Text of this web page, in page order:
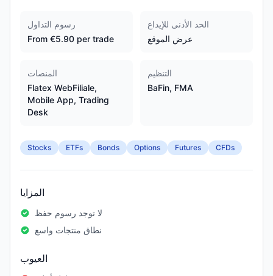
رسوم التداول
From €5.90 per trade
الحد الأدنى للإيداع
عرض الموقع
المنصات
Flatex WebFiliale,
Mobile App, Trading
Desk
التنظيم
BaFin, FMA
Stocks ETFs Bonds Options Futures CFDs
المزايا
لا توجد رسوم حفظ
نطاق منتجات واسع
العيوب